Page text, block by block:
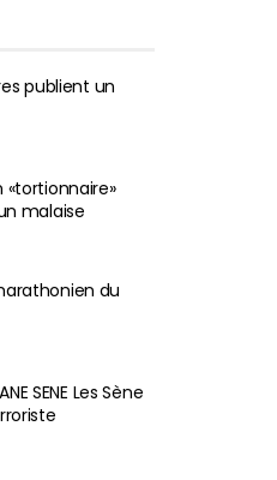
publient un
malaise
du
SENE Les Sène